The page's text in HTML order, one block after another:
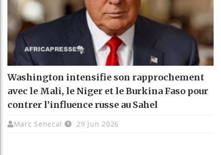
Washington intensifie son rapprochement
avec le Mali, le Niger et le Burkina Faso pour
contrer l’influence russe au Sahel
Marc Senecal 29 Jun 2026